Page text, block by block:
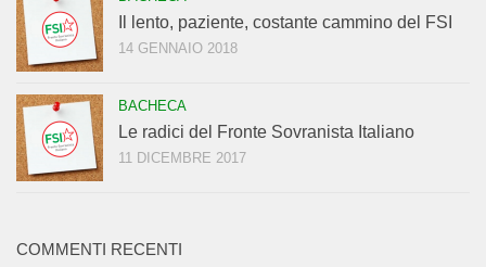
Il lento, paziente, costante cammino del FSI
14 GENNAIO 2018
BACHECA
Le radici del Fronte Sovranista Italiano
11 DICEMBRE 2017
COMMENTI RECENTI